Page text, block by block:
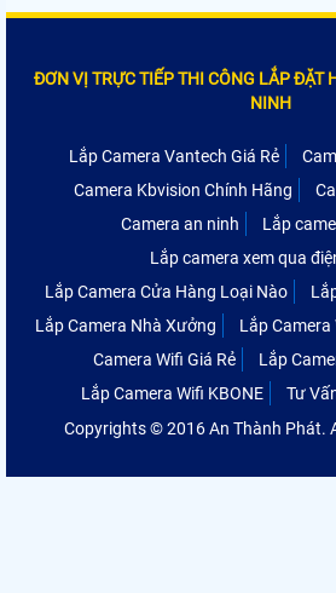
ĐƠN VỊ TRỰC TIẾP THI CÔNG LẮP ĐẶT
NINH
Lắp Camera Vantech Giá Rẻ
Camera Kbvision Chính Hãng
Camera an ninh
Lắp
Lắp camera xem qua
Lắp Camera Cửa Hàng Loại Nào
Lắp Camera Nhà Xưởng
Lắp Camera
Camera Wifi Giá Rẻ
Lắp
Lắp Camera Wifi KBONE
Tư
Copyrights © 2016 An Thành Phát.